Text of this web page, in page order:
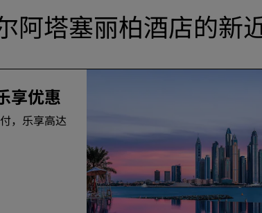
阿塔塞丽柏酒店的新
享优惠
，乐享高达